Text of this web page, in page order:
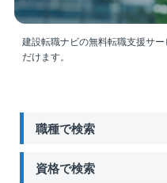
建設転職ナビの無料転職支援サ
だけます。
職種で検索
資格で検索